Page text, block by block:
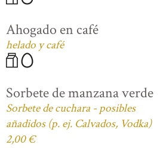
Ahogado en café
helado y café
Sorbete de manzana verde
Sorbete de cuchara - posibles
añadidos (p. ej. Calvados, Vodka)
2,00 €